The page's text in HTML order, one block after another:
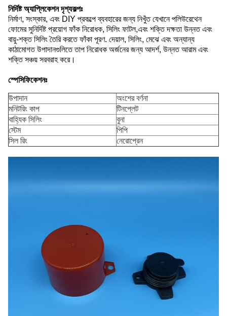
নির্দিষ্ট অ্যাপ্লিকেশন দৃশ্যকল্পঃ
নির্মাণ, সংস্কার, এবং DIY প্রকল্পে ব্যবহারের জন্য নিখুঁত যেখানে পলিউরেথেন
ফোমের সুনির্দিষ্ট প্রয়োগ ফাঁক নিরোধক, সিলিং ফাটল,এবং শক্তি দক্ষতা উন্নত এবং
বায়ু-শক্ত সিলিং তৈরি করতে ফাঁকা পূরণ. দেয়াল, সিলিং, মেঝে এবং অন্যান্য
কাঠামোগত উপাদানগুলিতে তাপ নিরোধক অর্জনের জন্য আদর্শ, উন্নত আরাম এবং
শক্তি সঞ্চয় সরবরাহ করে।
স্পেসিফিকেশনঃ
উপাদান
অংশের বর্ণনা
মনিটরিং কাপ
টিনপ্লেট
বাহ্যিক সিলিং
বুনা
স্টেম
পিপি
সিল রিং
নেরোপ্রেন